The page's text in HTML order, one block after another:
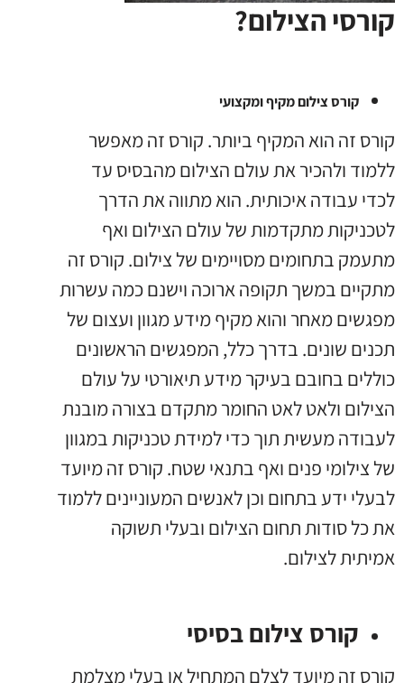
קורסי הצילום?
קורס צילום מקיף ומקצועי
קורס זה הוא המקיף ביותר. קורס זה מאפשר
ללמוד ולהכיר את עולם הצילום מהבסיס עד
לכדי עבודה איכותית. הוא מתווה את הדרך
לטכניקות מתקדמות של עולם הצילום ואף
מתעמק בתחומים מסויימים של צילום. קורס זה
מתקיים במשך תקופה ארוכה וישנם כמה עשרות
מפגשים מאחר והוא מקיף מידע מגוון ועצום של
תכנים שונים. בדרך כלל, המפגשים הראשונים
כוללים בחובם בעיקר מידע תיאורטי על עולם
הצילום ולאט לאט החומר מתקדם בצורה מובנת
לעבודה מעשית תוך כדי למידת טכניקות במגוון
של צילומי פנים ואף בתנאי שטח. קורס זה מיועד
לבעלי ידע בתחום וכן לאנשים המעוניינים ללמוד
את כל סודות תחום הצילום ובעלי תשוקה
אמיתית לצילום.
קורס צילום בסיסי
קורס זה מיועד לצלם המתחיל או בעלי מצלמת